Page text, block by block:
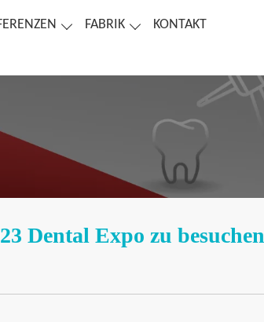
FABRIK
KONTAKT
Dental Expo zu besuchen